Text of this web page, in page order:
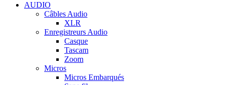
AUDIO
Câbles Audio
XLR
Enregistreurs Audio
Casque
Tascam
Zoom
Micros
Micros Embarqués